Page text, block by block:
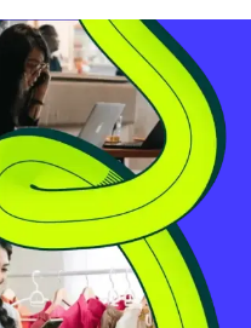
tahunann...